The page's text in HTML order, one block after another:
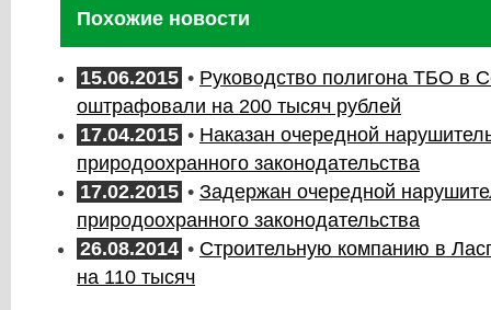
Похожие новости
15.06.2015 • Руководство полигона ТБО в
оштрафовали на 200 тысяч рублей
17.04.2015 • Наказан очередной
природоохранного законодательства
17.02.2015 • Задержан очередной
природоохранного законодательства
26.08.2014 • Строительную компанию в
на 110 тысяч